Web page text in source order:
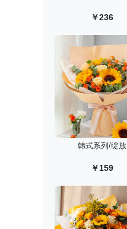
￥236
韩式系列/绽放
￥159